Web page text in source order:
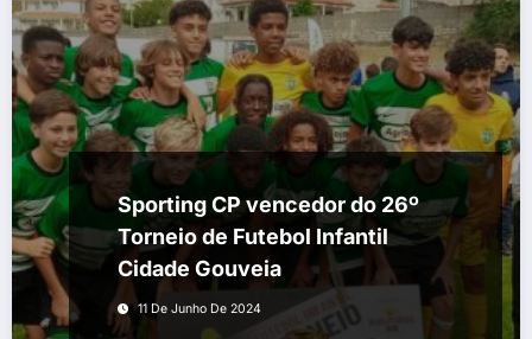
Sporting CP vencedor do 26º
Torneio de Futebol Infantil
Cidade Gouveia
11 De Junho De 2024